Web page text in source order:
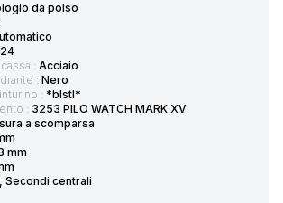
da polso
: Acciaio
: Nero
: *blstl*
: 3253 PILO WATCH MARK XV
a scomparsa
mm
Secondi centrali